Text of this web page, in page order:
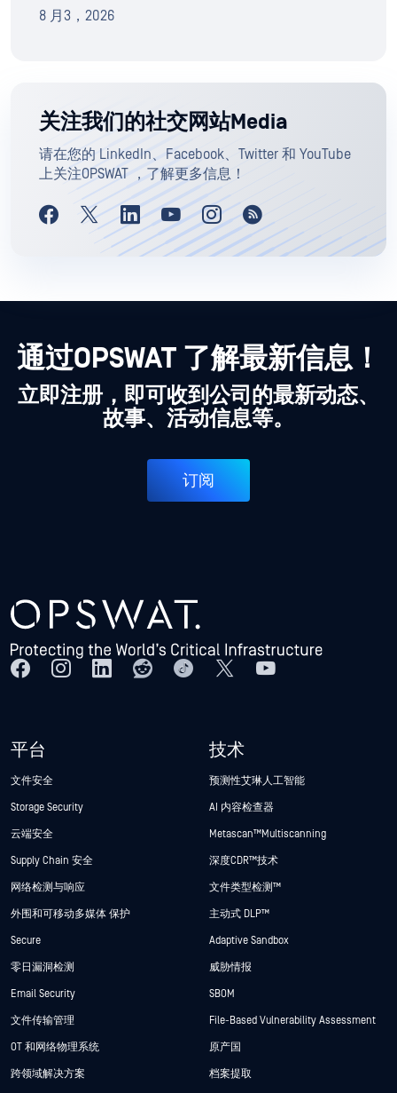
8 月3，2026
关注我们的社交网站Media
请在您的 LinkedIn、Facebook、Twitter 和 YouTube
上关注OPSWAT ，了解更多信息！
通过OPSWAT 了解最新信息！
立即注册，即可收到公司的最新动态、
故事、活动信息等。
订阅
平台
文件安全
Storage Security
云端安全
Supply Chain 安全
网络检测与响应
外围和可移动多媒体 保护
Secure
零日漏洞检测
Email Security
文件传输管理
OT 和网络物理系统
跨领域解决方案
技术
预测性艾琳人工智能
AI 内容检查器
Metascan™ Multiscanning
深度CDR™技术
文件类型检测™
主动式 DLP™
Adaptive Sandbox
威胁情报
SBOM
File-Based Vulnerability Assessment
原产国
档案提取